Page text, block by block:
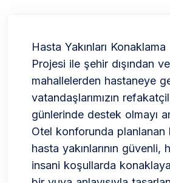
Hasta Yakınları
Projesi ile şehir dışından
mahallelerden hastaneye
vatandaşlarımızın
günlerinde destek olmayı
Otel konforunda planlanan
hasta yakınlarının güvenli,
insani koşullarda